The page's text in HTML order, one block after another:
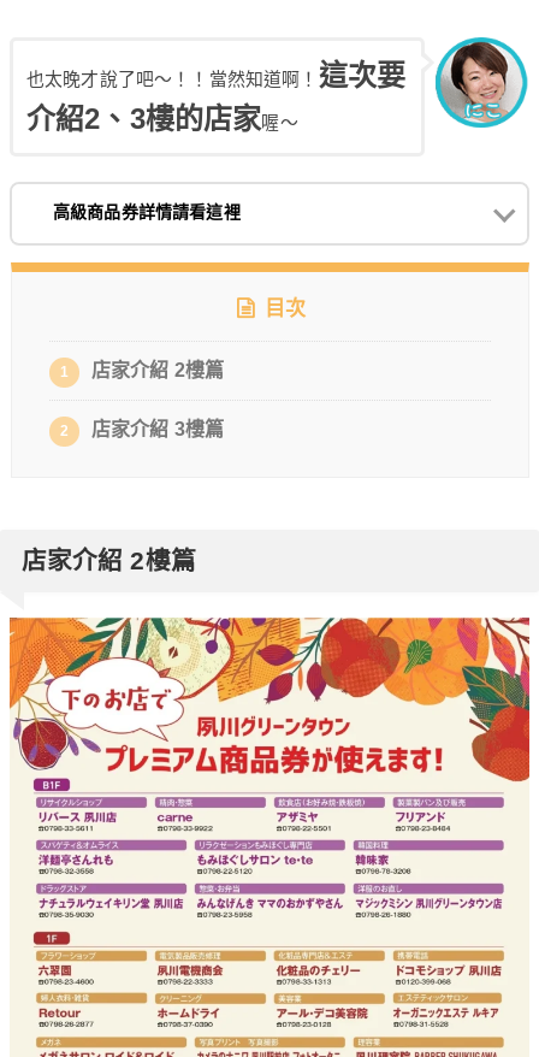
也太晚才說了吧～！！當然知道啊！ 這次要
介紹2、3樓的店家喔～
高級商品券詳情請看這裡
目次
1 店家介紹 2樓篇
2 店家介紹 3樓篇
店家介紹 2樓篇